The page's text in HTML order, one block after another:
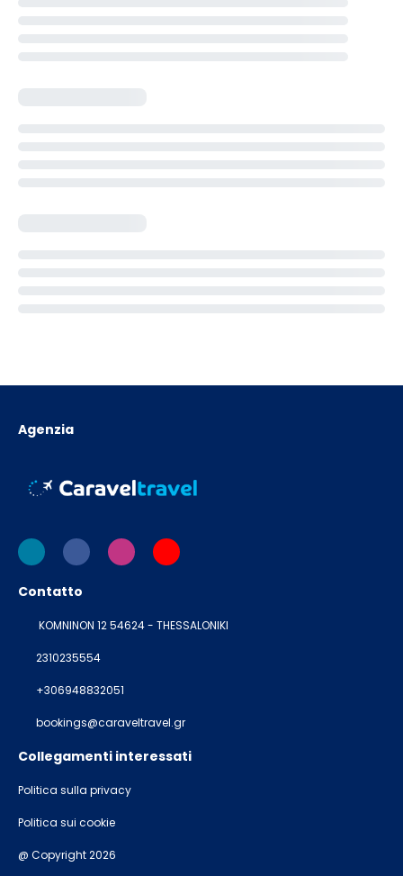
Agenzia
Contatto
KOMNINON 12 54624 - THESSALONIKI
2310235554
+306948832051
bookings@caraveltravel.gr
Collegamenti interessati
Politica sulla privacy
Politica sui cookie
@ Copyright 2026